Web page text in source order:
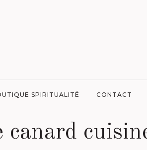
SPIRITUALITÉ CONTACT